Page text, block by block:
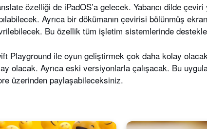
özelliği de iPadOS’a gelecek. Yabancı dilde
Ayrıca bir dökümanın çevirisi bölünmüş
Bu özellik tüm işletim sistemlerinde
Playground ile oyun geliştirmek çok daha kolay
olacak. Ayrıca eski versiyonlarla çalışacak. Bu
üzerinden paylaşabileceksiniz.